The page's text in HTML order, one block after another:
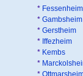
* Fessenheim
* Gambsheim
* Gerstheim
* Iffezheim
* Kembs
*
*